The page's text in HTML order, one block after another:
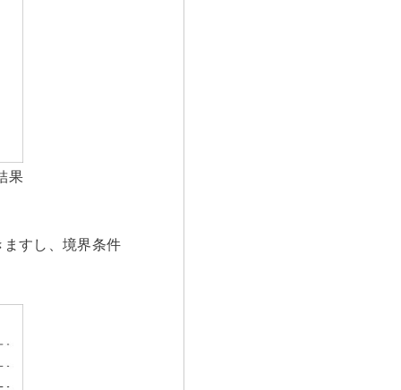
果
すし、境界条件